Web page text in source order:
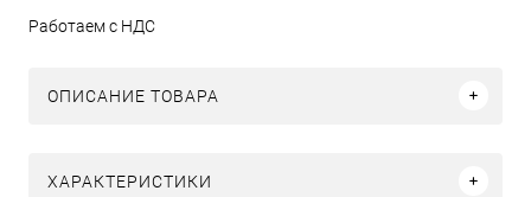
Работаем с НДС
ОПИСАНИЕ ТОВАРА
ХАРАКТЕРИСТИКИ